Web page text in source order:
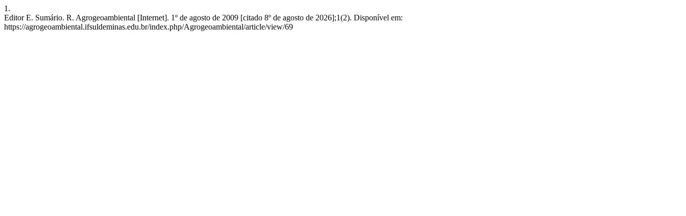
1.
Editor E. Sumário. R. Agrogeoambiental [Internet]. 1º de agosto de 2009 [citado 8º de agosto de 2026];1(2). Disponível em:
https://agrogeoambiental.ifsuldeminas.edu.br/index.php/Agrogeoambiental/article/view/69